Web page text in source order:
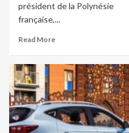
président de la Polynésie
française,...
Read More